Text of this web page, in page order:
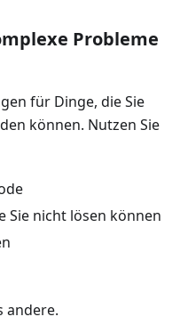
Probleme
für Dinge, die Sie
können. Nutzen Sie
Sie nicht lösen können
andere.